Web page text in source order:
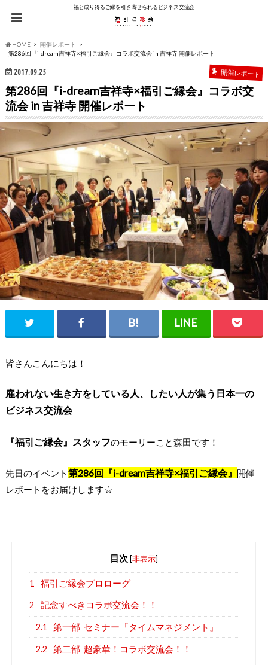
福と成り得るご縁を引き寄せられるビジネス交流会
HOME
開催レポート
第286回『i-dream吉祥寺×福引ご縁会』コラボ交流会 in 吉祥寺 開催レポート
2017.09.25 開催レポート
第286回『i-dream吉祥寺×福引ご縁会』コラボ交
流会 in 吉祥寺 開催レポート
皆さんこんにちは！
雇われない生き方をしている人、したい人が集う日本一の
ビジネス交流会
『福引ご縁会』スタッフのモーリーこと森田です！
先日のイベント第286回『i-dream吉祥寺×福引ご縁会』 開催
レポートをお届けします☆
目次 [非表示]
1 福引ご縁会プロローグ
2 記念すべきコラボ交流会！！
2.1 第一部 セミナー『タイムマネジメント』
2.2 第二部 超豪華！コラボ交流会！！